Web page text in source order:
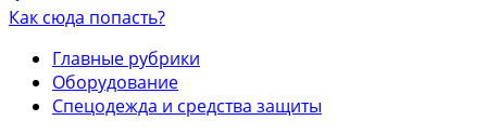
Как сюда попасть?
Главные рубрики
Оборудование
Спецодежда и средства защиты